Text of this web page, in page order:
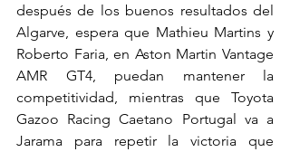
después de los buenos resultados del
Algarve, espera que Mathieu Martins y
Roberto Faria, en Aston Martin Vantage
AMR GT4, puedan mantener la
competitividad, mientras que Toyota
Gazoo Racing Caetano Portugal va a
Jarama para repetir la victoria que